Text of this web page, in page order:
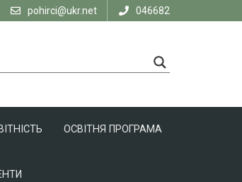
pohirci@ukr.net 046682
ОСВІТНЯ ПРОГРАМА